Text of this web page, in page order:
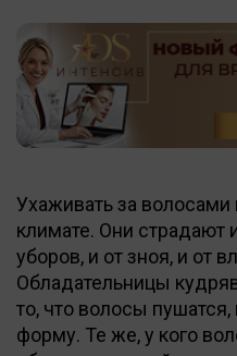
Ухаживать за
климате. Они страдают
уборов, и от зноя, и от
Обладательницы
то, что волосы
форму. Те же, у кого